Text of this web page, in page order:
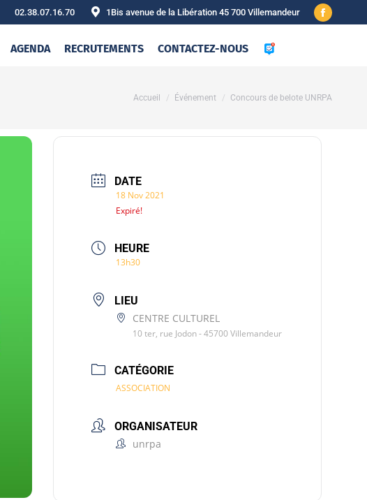
02.38.07.16.70 1Bis avenue de la Libération 45 700 Villemandeur
Facebook
new
AGENDA RECRUTEMENTS CONTACTEZ-NOUS
Vous êtes ici :
Accueil Événement Concours de belote UNRPA
DATE
18 Nov 2021
Expiré!
HEURE
13h30
LIEU
CENTRE CULTUREL
10 ter, rue Jodon - 45700 Villemandeur
CATÉGORIE
ASSOCIATION
ORGANISATEUR
unrpa